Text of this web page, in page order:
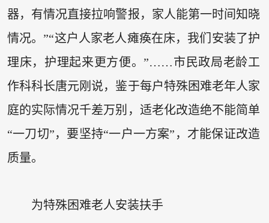
器，有情况直接拉响警报，家人能第一时间知晓
情况。”“这户人家老人瘫痪在床，我们安装了护
理床，护理起来更方便。”……市民政局老龄工
作科科长唐元刚说，鉴于每户特殊困难老年人家
庭的实际情况千差万别，适老化改造绝不能简单
“一刀切”，要坚持“一户一方案”，才能保证改造
质量。
为特殊困难老人安装扶手